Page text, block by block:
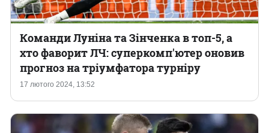
17 лютого 2024, 13:52
Команди Луніна та Зінченка в топ-5, а
хто фаворит ЛЧ: суперкомп'ютер оновив
прогноз на тріумфатора турніру